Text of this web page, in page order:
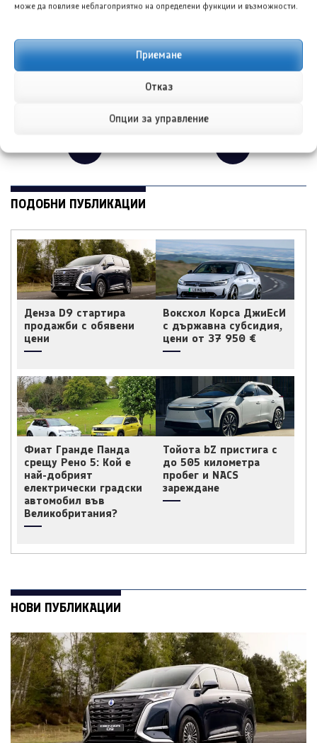
може да повлияе неблагоприятно на определени функции и възможности.
Приемане
Отказ
Опции за управление
ПОДОБНИ ПУБЛИКАЦИИ
Денза D9 стартира
продажби с обявени
цени
Воксхол Корса ДжиЕсИ
с държавна субсидия,
цени от 37 950 €
Фиат Гранде Панда
срещу Рено 5: Кой е
най-добрият
електрически градски
автомобил във
Великобритания?
Тойота bZ пристига с
до 505 километра
пробег и NACS
зареждане
НОВИ ПУБЛИКАЦИИ